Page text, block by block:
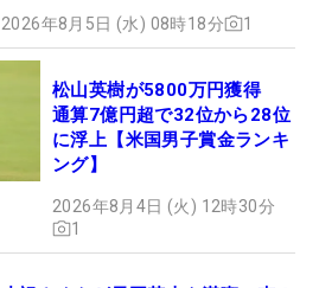
2026年8月5日 (水) 08時18分 1
松山英樹が5800万円獲得
通算7億円超で32位から28位
に浮上【米国男子賞金ランキ
ング】
2026年8月4日 (火) 12時30分
1